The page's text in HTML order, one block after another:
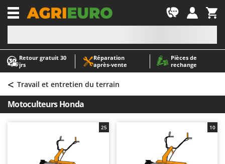
Retour gratuit 30
jrs
Réparation
après‑vente
Pièces de
rechange
-1
A
Abris de jardin
Accessoires pour tracteurs tondeuses autoportés
Aérateurs Scarificateurs pour gazon
Arracheuses de pommes de terre pour tracteur
Aspirateurs - Balais Électriques
Aspirateurs à cendres
Aspirateurs à feuilles sur roues
A
AgriEuro Premium
AgriEuro TOP-LINE
AGT
AL-KO
< Travail et entretien du terrain
Motoculteurs Honda
25 10